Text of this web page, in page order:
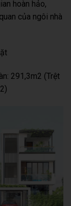
hoàn hảo,
của ngôi nhà
291,3m2 (Trệt